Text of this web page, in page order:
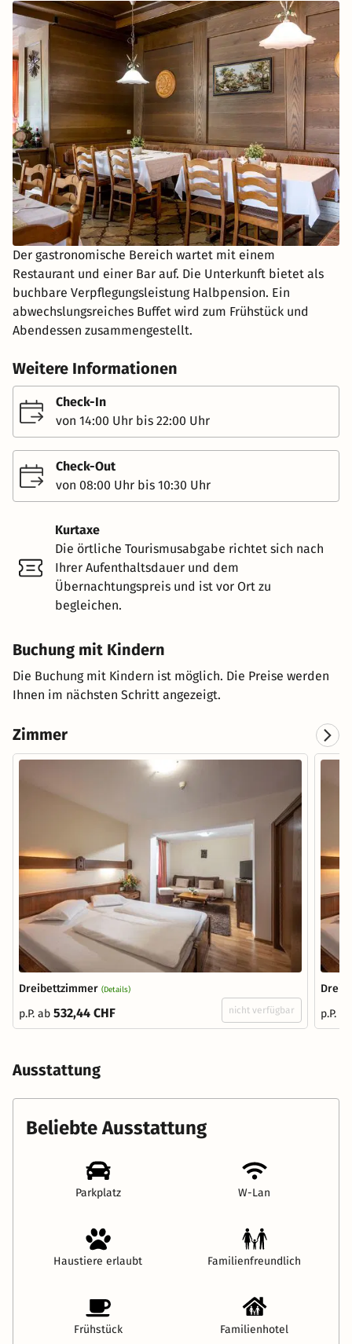
Der gastronomische Bereich wartet mit einem
Restaurant und einer Bar auf. Die Unterkunft bietet als
buchbare Verpflegungsleistung Halbpension. Ein
abwechslungsreiches Buffet wird zum Frühstück und
Abendessen zusammengestellt.
Weitere Informationen
Check-In
von 14:00 Uhr bis 22:00 Uhr
Check-Out
von 08:00 Uhr bis 10:30 Uhr
Kurtaxe
Die örtliche Tourismusabgabe richtet sich nach
Ihrer Aufenthaltsdauer und dem
Übernachtungspreis und ist vor Ort zu
begleichen.
Buchung mit Kindern
Die Buchung mit Kindern ist möglich. Die Preise werden
Ihnen im nächsten Schritt angezeigt.
Zimmer
Dreibettzimmer (Details)
p.P. ab 532,44 CHF nicht verfügbar
p.P.
Ausstattung
Beliebte Ausstattung
Parkplatz W-Lan
Haustiere erlaubt Familienfreundlich
Frühstück Familienhotel